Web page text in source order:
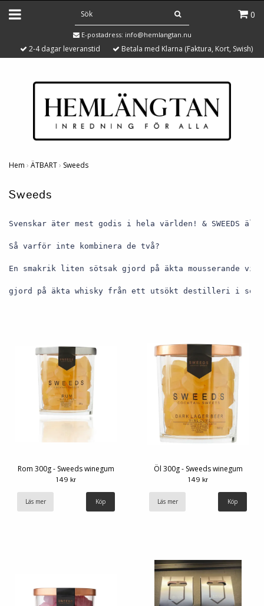
0
E-postadress: info@hemlangtan.nu
2-4 dagar leveranstid Betala med Klarna (Faktura, Kort, Swish)
Hem › ÄTBART› Sweeds
Sweeds
Svenskar äter mest godis i hela världen! & SWEEDS
Så varför inte kombinera de två?
En smakrik liten sötsak gjord på äkta
gjord på äkta whisky från ett utsökt destilleri i södra
Rom 300g - Sweeds winegum
149 kr
Läs mer
Öl 300g - Sweeds winegum
149 kr
Läs mer